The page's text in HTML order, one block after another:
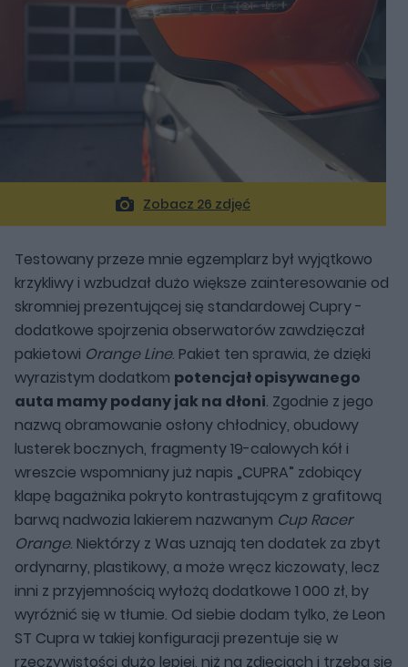
Zobacz 26 zdjęć
Testowany przeze mnie egzemplarz był wyjątkowo
krzykliwy i wzbudzał dużo większe zainteresowanie od
skromniej prezentującej się standardowej Cupry -
dodatkowe spojrzenia obserwatorów zawdzięczał
pakietowi Orange Line. Pakiet ten sprawia, że dzięki
wyrazistym dodatkom potencjał opisywanego
auta mamy podany jak na dłoni. Zgodnie z jego
nazwą obramowanie osłony chłodnicy, obudowy
lusterek bocznych, fragmenty 19-calowych kół i
wreszcie wspomniany już napis „CUPRA” zdobiący
klapę bagażnika pokryto kontrastującym z grafitową
barwą nadwozia lakierem nazwanym Cup Racer
Orange. Niektórzy z Was uznają ten dodatek za zbyt
ordynarny, plastikowy, a może wręcz kiczowaty, lecz
inni z przyjemnością wyłożą dodatkowe 1 000 zł, by
wyróżnić się w tłumie. Od siebie dodam tylko, że Leon
ST Cupra w takiej konfiguracji prezentuje się w
rzeczywistości dużo lepiej, niż na zdjęciach i trzeba się